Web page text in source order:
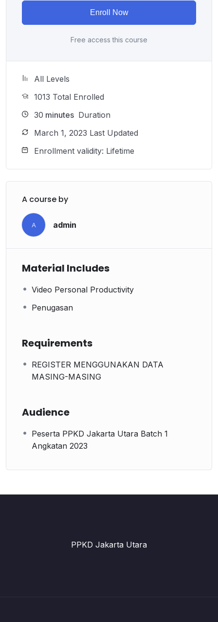
Enroll Now
Free access this course
All Levels
1013 Total Enrolled
30 minutes Duration
March 1, 2023 Last Updated
Enrollment validity: Lifetime
A course by
A admin
Material Includes
Video Personal Productivity
Penugasan
Requirements
REGISTER MENGGUNAKAN DATA
MASING-MASING
Audience
Peserta PPKD Jakarta Utara Batch 1
Angkatan 2023
PPKD Jakarta Utara